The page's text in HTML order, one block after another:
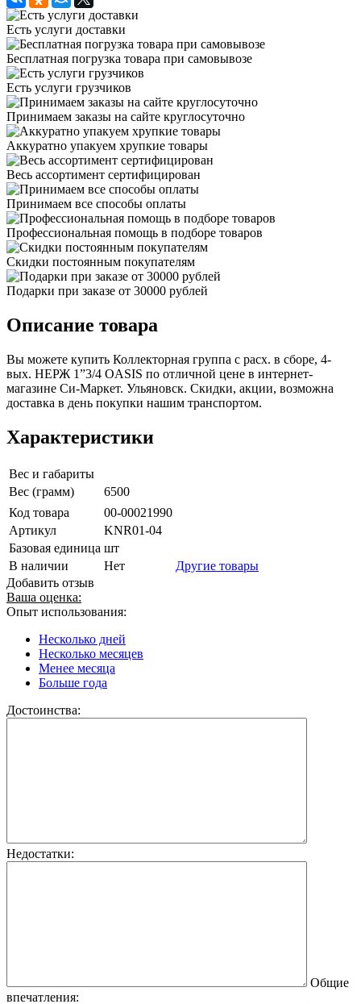
Есть услуги доставки
Бесплатная погрузка товара при самовывозе
Есть услуги грузчиков
Принимаем заказы на сайте круглосуточно
Аккуратно упакуем хрупкие товары
Весь ассортимент сертифицирован
Принимаем все способы оплаты
Профессиональная помощь в подборе товаров
Скидки постоянным покупателям
Подарки при заказе от 30000 рублей
Описание товара
Вы можете купить Коллекторная группа с расх. в сборе, 4-
вых. НЕРЖ 1”3/4 OASIS по отличной цене в интернет-
магазине Си-Маркет. Ульяновск. Скидки, акции, возможна
доставка в день покупки нашим транспортом.
Характеристики
Вес и габариты
Вес (грамм)
6500
Код товара
00-00021990
Артикул
KNR01-04
Базовая единица шт
В наличии
Нет
Другие товары
Добавить отзыв
Ваша оценка:
Опыт использования:
Несколько дней
Несколько месяцев
Менее месяца
Больше года
Достоинства:
Недостатки:
Общие
впечатления: